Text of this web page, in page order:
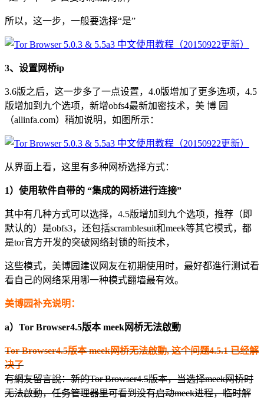
所以，这一步，一般要选择“是”
3、设置网桥ip
3.6版之后，这一步多了一点设置，4.0版增加了更多选项，4.5
版增加到九个选项，新增obfs4最新加密技术，美 博 园
（allinfa.com）稍加说明，如图所示：
从界面上看，这里有多种网桥选择方式：
1）使用软件自带的 “集成的网桥进行连接”
其中有几种方式可以选择，4.5版增加到九个选项，推荐（即
默认的）是obfs3，还包括scramblesuit和meek等其它模式，都
是tor官方开发的突破网络封锁的新技术，
这些模式，美博园建议网友在初期使用时，最好都進行测试看
看自己的网络采用哪一种模式翻墙最有效。
美博园补充说明：
a）Tor Browser4.5版本 meek网桥无法啟動
Tor Browser4.5版本 meek网桥无法啟動, 这个问题4.5.1 已经解
决了
有網友留言說：新的Tor Browser4.5版本，当选择meek网桥时
无法啟動，任务管理器里可看到没有启动meek进程，临时解